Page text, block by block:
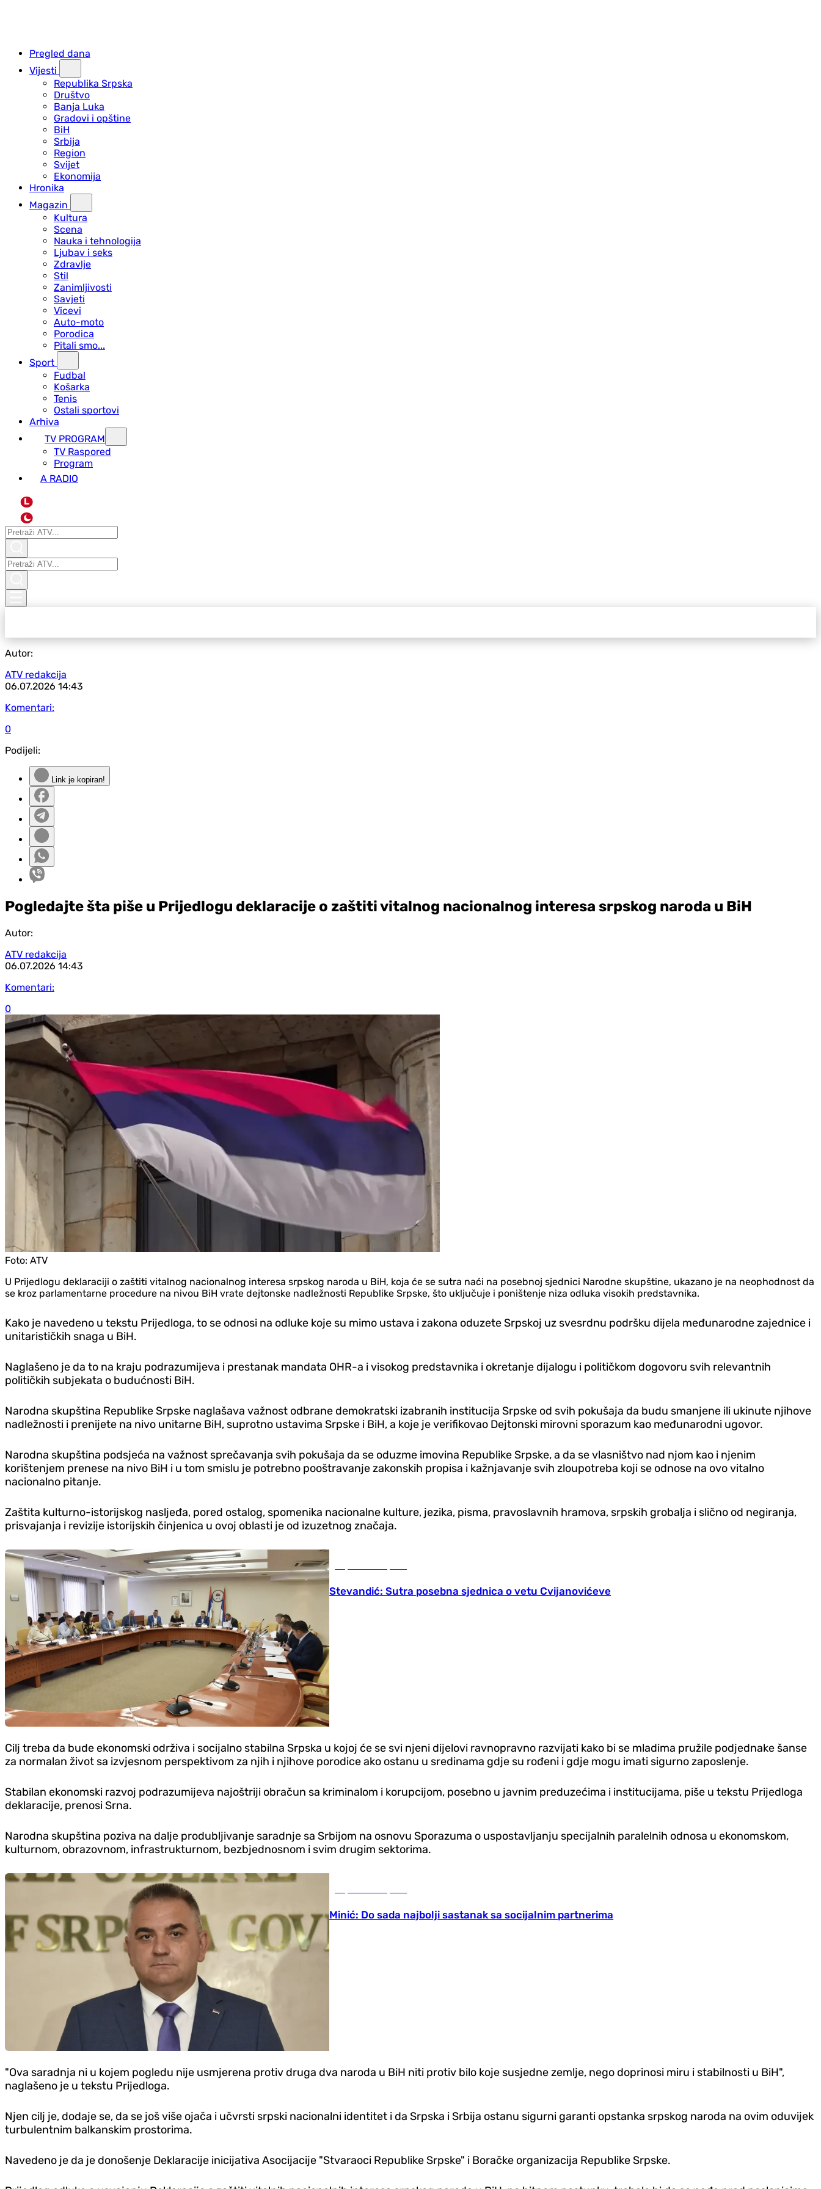
Pregled dana
Vijesti
Republika Srpska
Društvo
Banja Luka
Gradovi i opštine
BiH
Srbija
Region
Svijet
Ekonomija
Hronika
Magazin
Kultura
Scena
Nauka i tehnologija
Ljubav i seks
Zdravlje
Stil
Zanimljivosti
Savjeti
Vicevi
Auto-moto
Porodica
Pitali smo...
Sport
Fudbal
Košarka
Tenis
Ostali sportovi
Arhiva
TV PROGRAM
ТV Raspored
Program
A RADIO
L
Autor:
ATV redakcija
06.07.2026 14:43
Komentari:
0
Podijeli:
Link je kopiran!
Pogledajte šta piše u Prijedlogu deklaracije o zaštiti vitalnog nacionalnog interesa srpskog naroda u BiH
Autor:
ATV redakcija
06.07.2026 14:43
Komentari:
0
Foto: ATV
U Prijedlogu deklaraciji o zaštiti vitalnog nacionalnog interesa srpskog naroda u BiH, koja će se sutra naći na posebnoj sjednici Narodne skupštine, ukazano je na neophodnost da
se kroz parlamentarne procedure na nivou BiH vrate dejtonske nadležnosti Republike Srpske, što uključuje i poništenje niza odluka visokih predstavnika.
Kako je navedeno u tekstu Prijedloga, to se odnosi na odluke koje su mimo ustava i zakona oduzete Srpskoj uz svesrdnu podršku dijela međunarodne zajednice i
unitarističkih snaga u BiH.
Naglašeno je da to na kraju podrazumijeva i prestanak mandata OHR-a i visokog predstavnika i okretanje dijalogu i političkom dogovoru svih relevantnih
političkih subjekata o budućnosti BiH.
Narodna skupština Republike Srpske naglašava važnost odbrane demokratski izabranih institucija Srpske od svih pokušaja da budu smanjene ili ukinute njihove
nadležnosti i prenijete na nivo unitarne BiH, suprotno ustavima Srpske i BiH, a koje je verifikovao Dejtonski mirovni sporazum kao međunarodni ugovor.
Narodna skupština podsjeća na važnost sprečavanja svih pokušaja da se oduzme imovina Republike Srpske, a da se vlasništvo nad njom kao i njenim
korištenjem prenese na nivo BiH i u tom smislu je potrebno pooštravanje zakonskih propisa i kažnjavanje svih zloupotreba koji se odnose na ovo vitalno
nacionalno pitanje.
Zaštita kulturno-istorijskog nasljeđa, pored ostalog, spomenika nacionalne kulture, jezika, pisma, pravoslavnih hramova, srpskih grobalja i slično od negiranja,
prisvajanja i revizije istorijskih činjenica u ovoj oblasti je od izuzetnog značaja.
Stevandić: Sutra posebna sjednica o vetu Cvijanovićeve
Cilj treba da bude ekonomski održiva i socijalno stabilna Srpska u kojoj će se svi njeni dijelovi ravnopravno razvijati kako bi se mladima pružile podjednake šanse
za normalan život sa izvjesnom perspektivom za njih i njihove porodice ako ostanu u sredinama gdje su rođeni i gdje mogu imati sigurno zaposlenje.
Stabilan ekonomski razvoj podrazumijeva najoštriji obračun sa kriminalom i korupcijom, posebno u javnim preduzećima i institucijama, piše u tekstu Prijedloga
deklaracije, prenosi Srna.
Narodna skupština poziva na dalje produbljivanje saradnje sa Srbijom na osnovu Sporazuma o uspostavljanju specijalnih paralelnih odnosa u ekonomskom,
kulturnom, obrazovnom, infrastrukturnom, bezbjednosnom i svim drugim sektorima.
Minić: Do sada najbolji sastanak sa socijalnim partnerima
"Ova saradnja ni u kojem pogledu nije usmjerena protiv druga dva naroda u BiH niti protiv bilo koje susjedne zemlje, nego doprinosi miru i stabilnosti u BiH",
naglašeno je u tekstu Prijedloga.
Njen cilj je, dodaje se, da se još više ojača i učvrsti srpski nacionalni identitet i da Srpska i Srbija ostanu sigurni garanti opstanka srpskog naroda na ovim oduvijek
turbulentnim balkanskim prostorima.
Navedeno je da je donošenje Deklaracije inicijativa Asocijacije "Stvaraoci Republike Srpske" i Boračke organizacija Republike Srpske.